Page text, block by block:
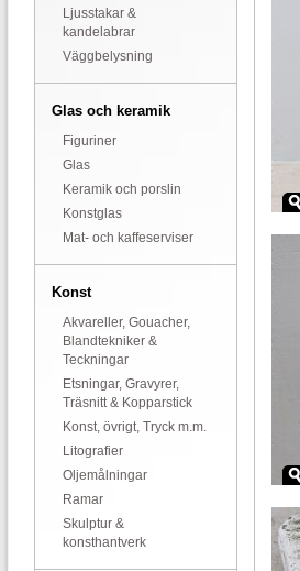
Ljusstakar &
kandelabrar
Väggbelysning
Glas och keramik
Figuriner
Glas
Keramik och porslin
Konstglas
Mat- och kaffeserviser
Konst
Akvareller, Gouacher,
Blandtekniker &
Teckningar
Etsningar, Gravyrer,
Träsnitt & Kopparstick
Konst, övrigt, Tryck m.m.
Litografier
Oljemålningar
Ramar
Skulptur &
konsthantverk